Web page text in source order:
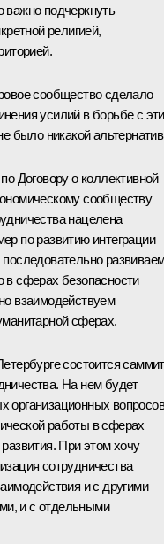
важно подчеркнуть —
религией,
сообщество сделало
усилий в борьбе с
было никакой
Договору о коллективной
сообществу
нацелена
по развитию интеграции
в сферах безопасности
взаимодействуем
сферах.
состоится саммит
На нем будет
организационных
работы в сферах
При этом хочу
сотрудничества
и с другими
и с отдельными